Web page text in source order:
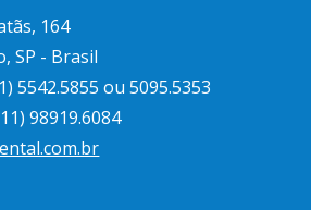
164
SP - Brasil
5542.5855 ou 5095.5353
98919.6084